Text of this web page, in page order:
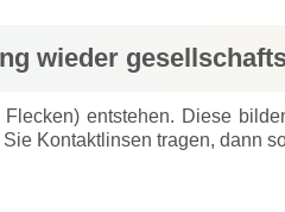
wieder
entstehen. Diese
Kontaktlinsen tragen, dann